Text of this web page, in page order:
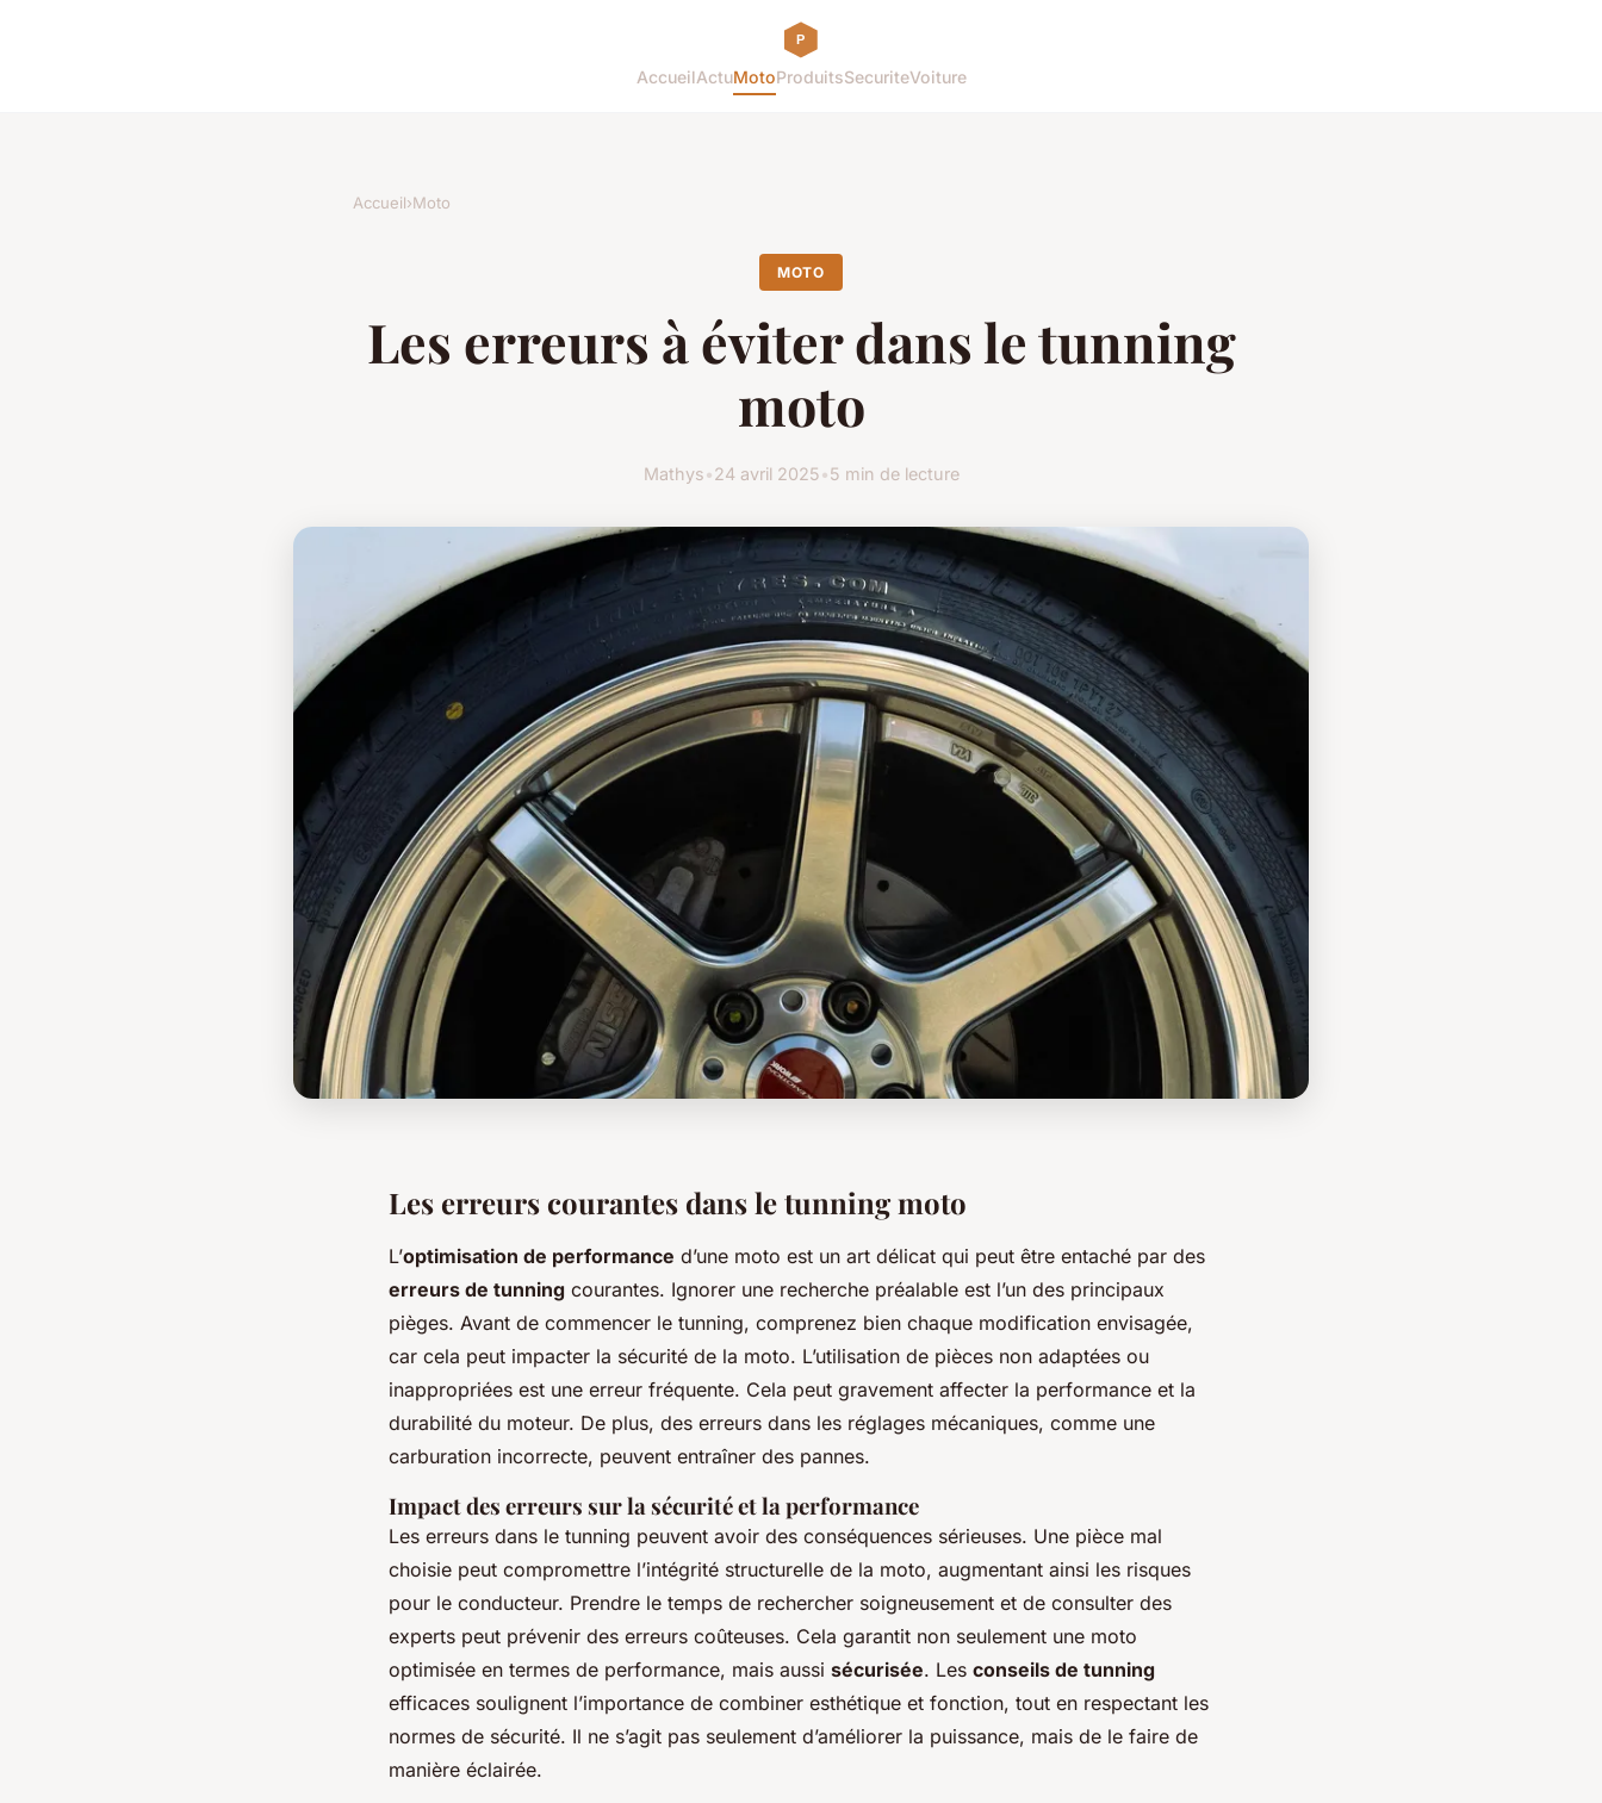
AccueilActuMotoProduitsSecuriteVoiture
Accueil›Moto
MOTO
Les erreurs à éviter dans le tunning
moto
Mathys•24 avril 2025•5 min de lecture
Les erreurs courantes dans le tunning moto
L’optimisation de performance d’une moto est un art délicat qui peut être entaché par des
erreurs de tunning courantes. Ignorer une recherche préalable est l’un des principaux
pièges. Avant de commencer le tunning, comprenez bien chaque modification envisagée,
car cela peut impacter la sécurité de la moto. L’utilisation de pièces non adaptées ou
inappropriées est une erreur fréquente. Cela peut gravement affecter la performance et la
durabilité du moteur. De plus, des erreurs dans les réglages mécaniques, comme une
carburation incorrecte, peuvent entraîner des pannes.
Impact des erreurs sur la sécurité et la performance
Les erreurs dans le tunning peuvent avoir des conséquences sérieuses. Une pièce mal
choisie peut compromettre l’intégrité structurelle de la moto, augmentant ainsi les risques
pour le conducteur. Prendre le temps de rechercher soigneusement et de consulter des
experts peut prévenir des erreurs coûteuses. Cela garantit non seulement une moto
optimisée en termes de performance, mais aussi sécurisée. Les conseils de tunning
efficaces soulignent l’importance de combiner esthétique et fonction, tout en respectant les
normes de sécurité. Il ne s’agit pas seulement d’améliorer la puissance, mais de le faire de
manière éclairée.